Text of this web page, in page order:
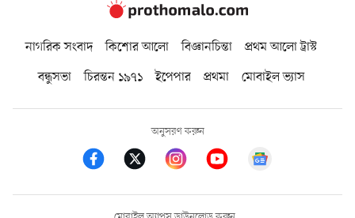
নাগরিক সংবাদ কিশোর আলো বিজ্ঞানচিন্তা
প্রথম আলো ট্রাস্ট
বন্ধুসভা
চিরন্তন ১৯৭১ ইপেপার প্রথমা মোবাইল ভ্যাস
অনুসরণ করুন